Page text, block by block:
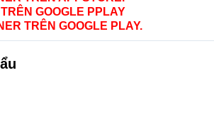
GOOGLE PPLAY
TRÊN GOOGLE PLAY.